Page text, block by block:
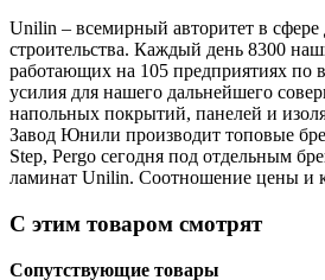
Unilin – всемирный авторитет в сфере
строительства. Каждый день 8300
работающих на 105 предприятиях по
усилия для нашего дальнейшего
напольных покрытий, панелей и
Завод Юнили производит топовые
Step, Pergo сегодня под отдельным
ламинат Unilin. Соотношение цены и
С этим товаром смотрят
Сопутствующие товары